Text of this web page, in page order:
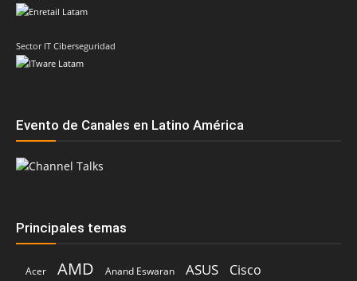
Sector IT Ciberseguridad
Evento de Canales en Latino América
Principales temas
Acer AMD Anand Eswaran ASUS Cisco